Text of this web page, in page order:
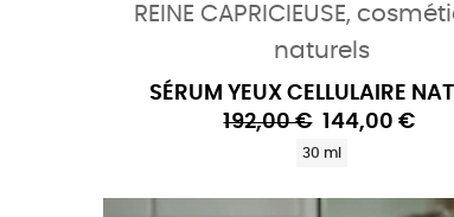
REINE CAPRICIEUSE,
naturels
SÉRUM YEUX CELLULAIRE
192,00 € 144,00 €
30 ml